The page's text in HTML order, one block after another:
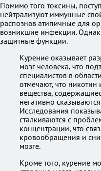
Помимо того токсины,
нейтрализуют иммунные
распознав атипичные для
возникшие инфекции.
защитные функции.
Курение оказывает
мозг человека, что
специалистов в
отмечают, что никотин
вещества,
негативно
Исследования
сталкиваются с
концентрации, что
кровообращения и
мозге.
Кроме того, курение